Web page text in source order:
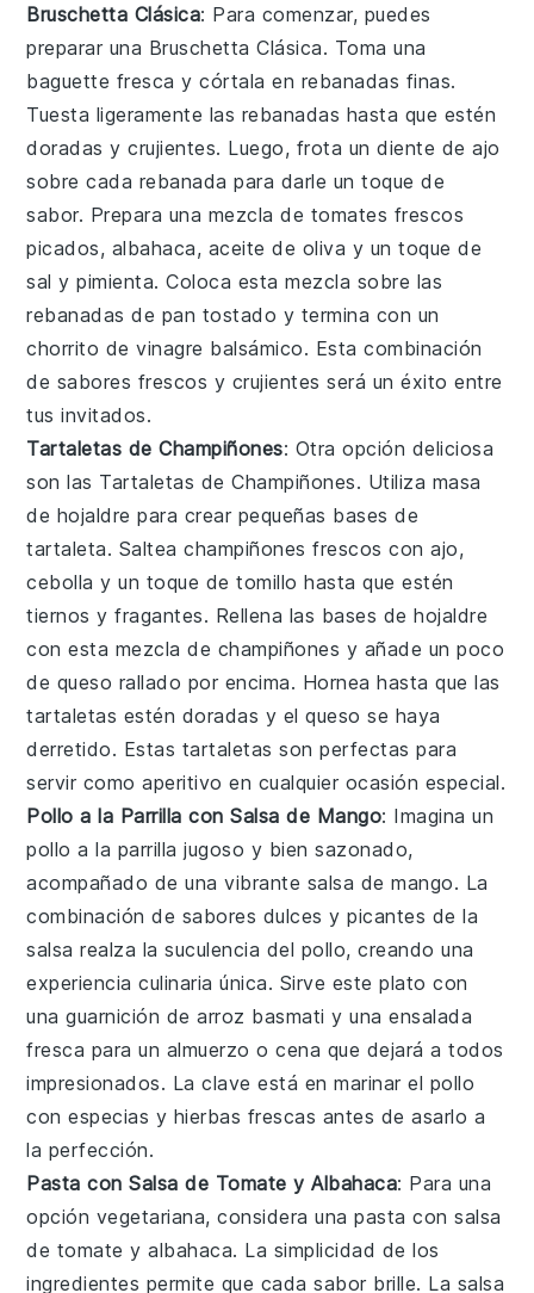
Bruschetta Clásica: Para comenzar, puedes
preparar una Bruschetta Clásica. Toma una
baguette fresca y córtala en rebanadas finas.
Tuesta ligeramente las rebanadas hasta que estén
doradas y crujientes. Luego, frota un diente de ajo
sobre cada rebanada para darle un toque de
sabor. Prepara una mezcla de tomates frescos
picados, albahaca, aceite de oliva y un toque de
sal y pimienta. Coloca esta mezcla sobre las
rebanadas de pan tostado y termina con un
chorrito de vinagre balsámico. Esta combinación
de sabores frescos y crujientes será un éxito entre
tus invitados.
Tartaletas de Champiñones: Otra opción deliciosa
son las Tartaletas de Champiñones. Utiliza masa
de hojaldre para crear pequeñas bases de
tartaleta. Saltea champiñones frescos con ajo,
cebolla y un toque de tomillo hasta que estén
tiernos y fragantes. Rellena las bases de hojaldre
con esta mezcla de champiñones y añade un poco
de queso rallado por encima. Hornea hasta que las
tartaletas estén doradas y el queso se haya
derretido. Estas tartaletas son perfectas para
servir como aperitivo en cualquier ocasión especial.
Pollo a la Parrilla con Salsa de Mango: Imagina un
pollo a la parrilla jugoso y bien sazonado,
acompañado de una vibrante salsa de mango. La
combinación de sabores dulces y picantes de la
salsa realza la suculencia del pollo, creando una
experiencia culinaria única. Sirve este plato con
una guarnición de arroz basmati y una ensalada
fresca para un almuerzo o cena que dejará a todos
impresionados. La clave está en marinar el pollo
con especias y hierbas frescas antes de asarlo a
la perfección.
Pasta con Salsa de Tomate y Albahaca: Para una
opción vegetariana, considera unapasta con salsa
de tomate y albahaca. La simplicidad de los
ingredientes permite que cada sabor brille. La salsa